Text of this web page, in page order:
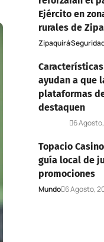
Ejército en
rurales de
Zipaquirá
ayudan a que
plataformas
destaquen
6
Topacio
guía local de
promociones
Mundo 6 Agosto,